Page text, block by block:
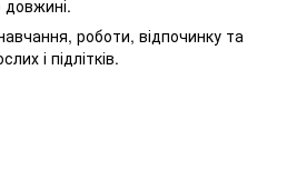
роботи, відпочинку та
і підлітків.